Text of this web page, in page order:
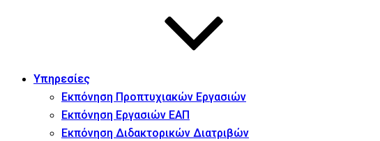
Υπηρεσίες
Εκπόνηση Προπτυχιακών Εργασιών
Εκπόνηση Εργασιών ΕΑΠ
Εκπόνηση Διδακτορικών Διατριβών